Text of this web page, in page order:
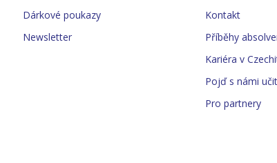
Dárkové poukazy
Newsletter
Kontakt
Příběhy
Kariéra v
Pojď s námi učit
Pro partnery